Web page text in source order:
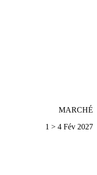
MARCHÉ
1 > 4 Fév 2027